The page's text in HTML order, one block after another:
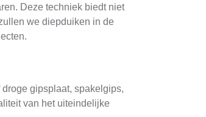
Deze techniek biedt niet
we diepduiken in de
gipsplaat, spakelgips,
van het uiteindelijke